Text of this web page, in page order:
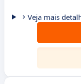
Veja mais